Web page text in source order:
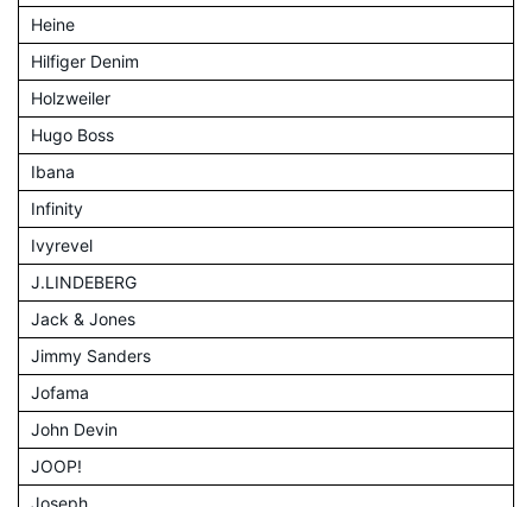
Heine
Hilfiger Denim
Holzweiler
Hugo Boss
Ibana
Infinity
Ivyrevel
J.LINDEBERG
Jack & Jones
Jimmy Sanders
Jofama
John Devin
JOOP!